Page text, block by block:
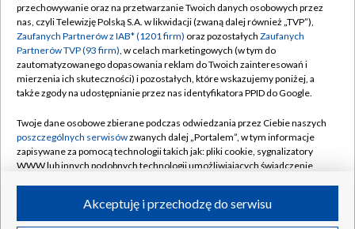
Abonament TVP
Emisja w TVP
Centrum informacji TVP
Naziemna Telewizja Cyfrowa
Rada Programowa
System NOS
Informacje o nadawcy
Program dla prasy
Regulamin TVP
Polityka prywatności
Moje zgody
Pomoc
Kontakt
Kanały
przechowywanie oraz na przetwarzanie Twoich danych osobowych przez
nas, czyli Telewizję Polską S.A. w likwidacji (zwaną dalej również „TVP”),
Zaufanych Partnerów z IAB* (1201 firm) oraz pozostałych Zaufanych
Partnerów TVP (93 firm), w celach marketingowych (w tym do
zautomatyzowanego dopasowania reklam do Twoich zainteresowań i
mierzenia ich skuteczności) i pozostałych, które wskazujemy poniżej, a
także zgody na udostępnianie przez nas identyfikatora PPID do Google.
Twoje dane osobowe zbierane podczas odwiedzania przez Ciebie naszych
poszczególnych serwisówzwanych dalej „Portalem”, w tym informacje
zapisywane za pomocą technologii takich jak: pliki cookie, sygnalizatory
WWW lub innych podobnych technologii umożliwiających świadczenie
ruchu w Internecie.Akceptuję i przechodzę do serwisu